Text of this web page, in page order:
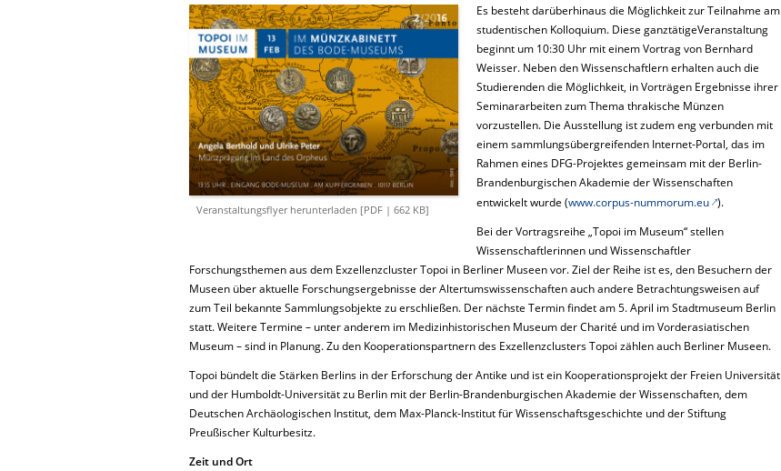
Veranstaltungsflyer herunterladen [PDF | 662 KB]
Es besteht darüberhinaus die Möglichkeit zur Teilnahme am
studentischen Kolloquium. Diese ganztätigeVeranstaltung
beginnt um 10:30 Uhr mit einem Vortrag von Bernhard
Weisser. Neben den Wissenschaftlern erhalten auch die
Studierenden die Möglichkeit, in Vorträgen Ergebnisse ihrer
Seminararbeiten zum Thema thrakische Münzen
vorzustellen. Die Ausstellung ist zudem eng verbunden mit
einem sammlungsübergreifenden Internet-Portal, das im
Rahmen eines DFG-Projektes gemeinsam mit der Berlin-
Brandenburgischen Akademie der Wissenschaften
entwickelt wurde (www.corpus-nummorum.eu ).
Bei der Vortragsreihe „Topoi im Museum“ stellen
Wissenschaftlerinnen und Wissenschaftler
Forschungsthemen aus dem Exzellenzcluster Topoi in Berliner Museen vor. Ziel der Reihe ist es, den Besuchern der
Museen über aktuelle Forschungsergebnisse der Altertumswissenschaften auch andere Betrachtungsweisen auf
zum Teil bekannte Sammlungsobjekte zu erschließen. Der nächste Termin findet am 5. April im Stadtmuseum Berlin
statt. Weitere Termine – unter anderem im Medizinhistorischen Museum der Charité und im Vorderasiatischen
Museum – sind in Planung. Zu den Kooperationspartnern des Exzellenzclusters Topoi zählen auch Berliner Museen.
Topoi bündelt die Stärken Berlins in der Erforschung der Antike und ist ein Kooperationsprojekt der Freien Universität
und der Humboldt-Universität zu Berlin mit der Berlin-Brandenburgischen Akademie der Wissenschaften, dem
Deutschen Archäologischen Institut, dem Max-Planck-Institut für Wissenschaftsgeschichte und der Stiftung
Preußischer Kulturbesitz.
Zeit und Ort